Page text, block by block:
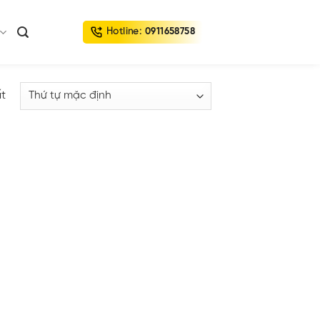
Hotline: 0911658758